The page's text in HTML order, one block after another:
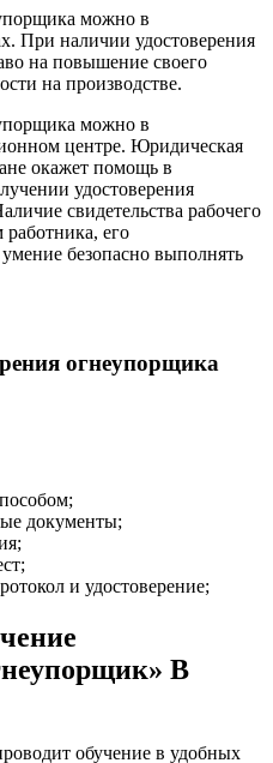
можно в
При наличии удостоверения
на повышение своего
на производстве.
можно в
центре. Юридическая
окажет помощь в
удостоверения
свидетельства рабочего
работника, его
безопасно выполнять
огнеупорщика
документы;
и удостоверение;
В
обучение в удобных